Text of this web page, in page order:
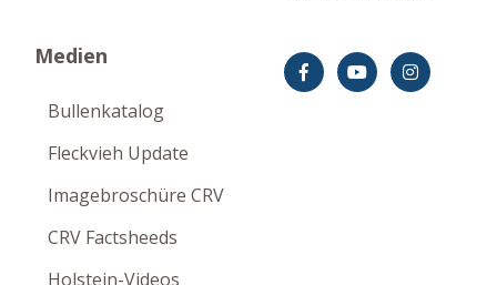
Medien
Bullenkatalog
Fleckvieh Update
Imagebroschüre CRV
CRV Factsheeds
Holstein-Videos